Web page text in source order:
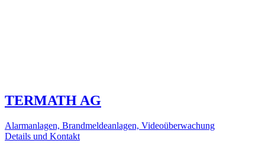
TERMATH AG
Alarmanlagen, Brandmeldeanlagen, Videoüberwachung
Details und Kontakt